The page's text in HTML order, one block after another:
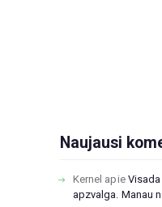
Naujausi
Kernel apie
apzvalga. Manau